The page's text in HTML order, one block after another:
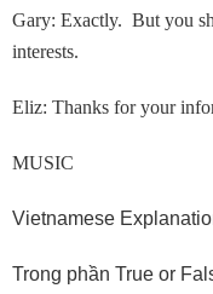
Gary: Exactly. But you
interests.
Eliz: Thanks for your
MUSIC
Vietnamese
Trong phần True or